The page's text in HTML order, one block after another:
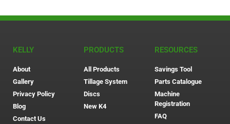
KELLY
About
Gallery
Privacy Policy
Blog
Contact Us
PRODUCTS
All Products
Tillage System
Discs
New K4
RESOURCES
Savings Tool
Parts Catalogue
Machine
Registration
FAQ